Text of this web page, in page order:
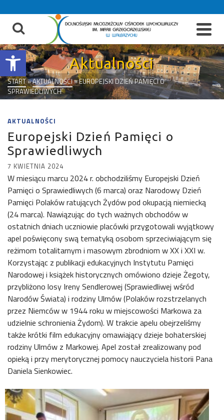
Otwórz pasek narzędzi
treści
Aktualności
START»AKTUALNOŚCI»EUROPEJSKI DZIEŃ PAMIĘCI O
SPRAWIEDLIWYCH
AKTUALNOŚCI
Europejski Dzień Pamięci o
Sprawiedliwych
7 KWIETNIA 2024
W miesiącu marcu 2024 r. obchodziliśmy Europejski Dzień
Pamięci o Sprawiedliwych (6 marca) oraz Narodowy Dzień
Pamięci Polaków ratujących Żydów pod okupacją niemiecką
(24 marca). Nawiązując do tych ważnych obchodów w
ostatnich dniach uczniowie placówki przygotowali wyjątkowy
apel poświęcony swą tematyką osobom sprzeciwiającym się
reżimom totalitarnym i masowym zbrodniom w XX i XXI w.
Korzystając z publikacji edukacyjnych Instytutu Pamięci
Narodowej i książek historycznych omówiono dzieje Żegoty,
przybliżono losy Ireny Sendlerowej (Sprawiedliwej wśród
Narodów Świata) i rodziny Ulmów (Polaków rozstrzelanych
przez Niemców w 1944 roku w miejscowości Markowa za
udzielnie schronienia Żydom). W trakcie apelu obejrzeliśmy
także krótki film edukacyjny omawiający dzieje bohaterskiej
rodziny Ulmów z Markowej. Apel został zrealizowany pod
opieką i przy merytorycznej pomocy nauczyciela historii Pana
Daniela Sienkowiec.